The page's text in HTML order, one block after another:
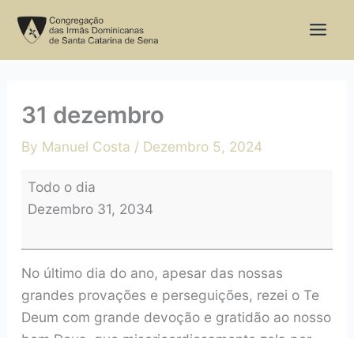
31 dezembro
By Manuel Costa / Dezembro 5, 2024
dezembro
Todo o dia
Dezembro 31, 2034
No último dia do ano, apesar das nossas
grandes provações e perseguições, rezei o Te
Deum com grande devoção e gratidão ao nosso